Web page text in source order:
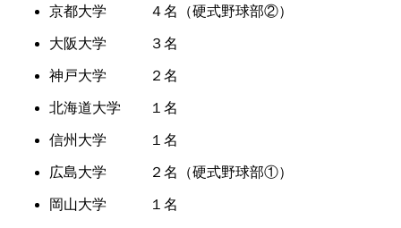
京都大学 ４名（硬式野球部②）
大阪大学 ３名
神戸大学 ２名
北海道大学 １名
信州大学 １名
広島大学 ２名（硬式野球部①）
岡山大学 １名